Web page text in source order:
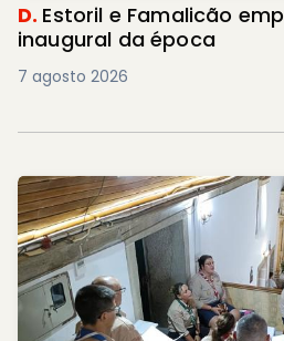
D. Estoril e Famalicão
inaugural da época
7 agosto 2026